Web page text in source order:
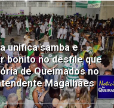
unifica samba e
bonito no desfile que
de Queimados no
Magalhães